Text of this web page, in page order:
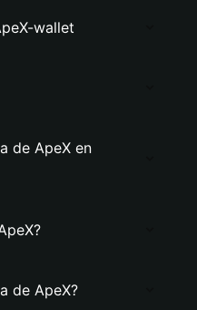
wallet
de ApeX en
de ApeX?